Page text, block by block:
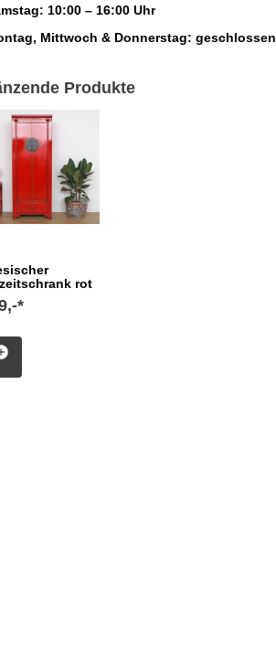
10:00 – 16:00 Uhr
Mittwoch & Donnerstag: geschlossen
Produkte
rot
*